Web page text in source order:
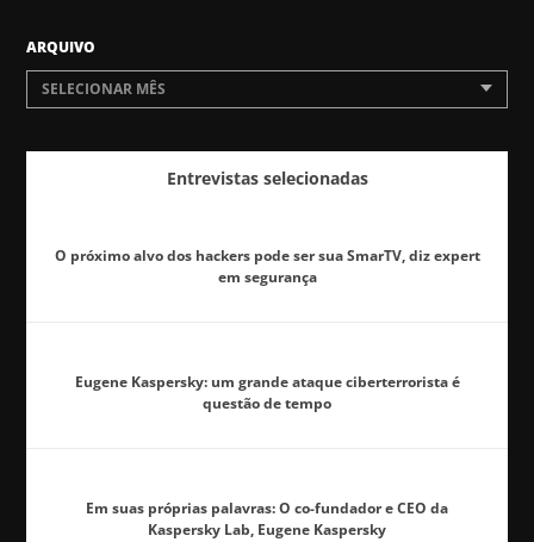
ARQUIVO
SELECIONAR MÊS
Entrevistas selecionadas
O próximo alvo dos hackers pode ser sua SmarTV, diz expert
em segurança
Eugene Kaspersky: um grande ataque ciberterrorista é
questão de tempo
Em suas próprias palavras: O co-fundador e CEO da
Kaspersky Lab, Eugene Kaspersky